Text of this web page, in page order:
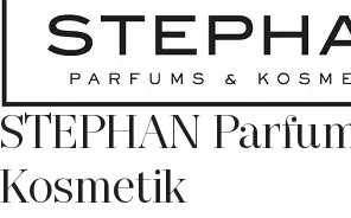
STEPHAN
Kosmetik